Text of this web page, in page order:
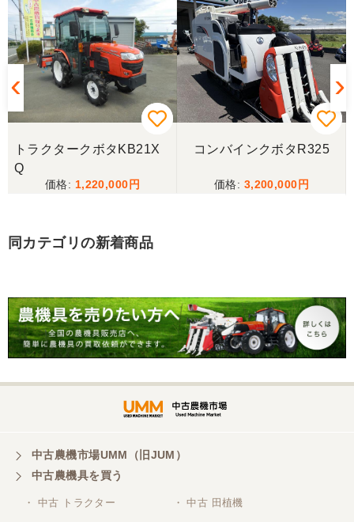
この度はお世話になりました。また、機会があれば
よろしくお願いします。
三重県／ユウスケ
購入から引き取りまでスムーズでした。ありがとう
ございました。
当方の要望に対して、素早く対応していただき感謝
が、今後も農機具を買う際はのうき屋さんを利用し
ようと思います。
写真と現物が違いすぎる
三重県／谷本勝美
こちらの、対応も、よく、大変、満足、です。
トラクタークボタKB21X
Q
1,220,000
コンバインクボタR325
3,200,000
同カテゴリの新着商品
中古農機市場UMM（旧JUM）
中古農機具を買う
・ 中古 トラクター ・ 中古 田植機